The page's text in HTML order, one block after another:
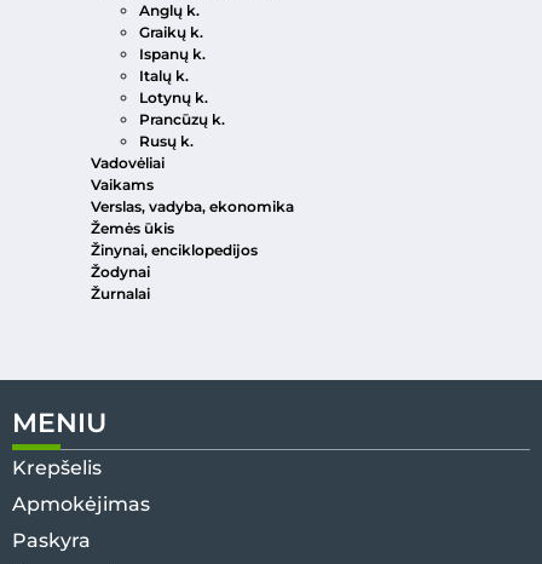
Anglų k.
Graikų k.
Ispanų k.
Italų k.
Lotynų k.
Prancūzų k.
Rusų k.
Vadovėliai
Vaikams
Verslas, vadyba, ekonomika
Žemės ūkis
Žinynai, enciklopedijos
Žodynai
Žurnalai
MENIU
Krepšelis
Apmokėjimas
Paskyra